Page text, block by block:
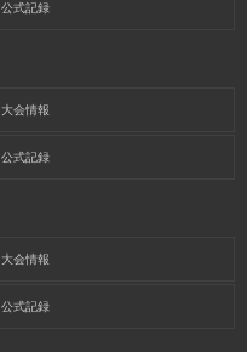
公式記録
大会情報
公式記録
大会情報
公式記録